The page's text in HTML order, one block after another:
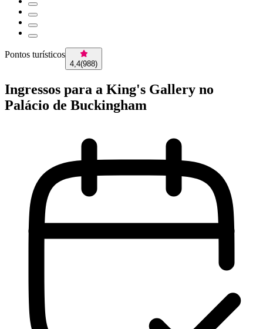
Pontos turísticos
4,4(988)
Ingressos para a King's Gallery no
Palácio de Buckingham